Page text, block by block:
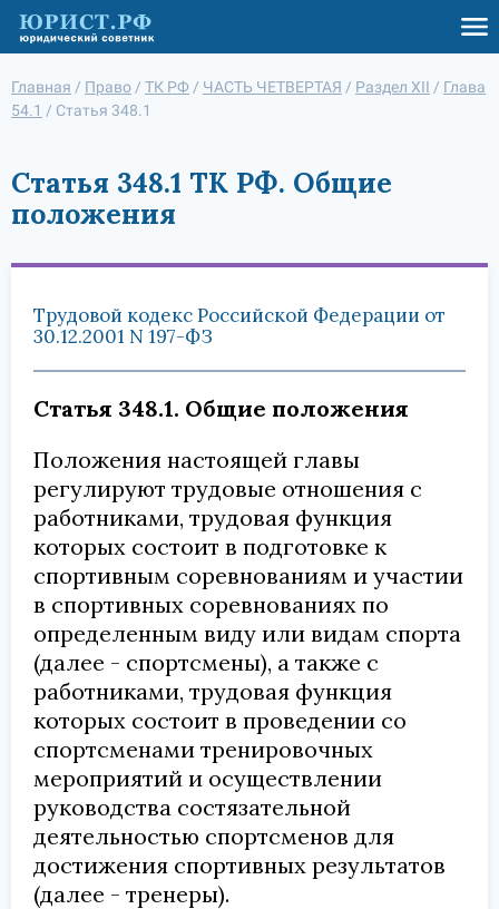
Главная / Право / ТК РФ / ЧАСТЬ ЧЕТВЕРТАЯ / Раздел XII / Глава
54.1 / Статья 348.1
Статья 348.1 ТК РФ. Общие
положения
Трудовой кодекс Российской Федерации от
30.12.2001 N 197-ФЗ
Статья 348.1. Общие положения
Положения настоящей главы
регулируют трудовые отношения с
работниками, трудовая функция
которых состоит в подготовке к
спортивным соревнованиям и участии
в спортивных соревнованиях по
определенным виду или видам спорта
(далее - спортсмены), а также с
работниками, трудовая функция
которых состоит в проведении со
спортсменами тренировочных
мероприятий и осуществлении
руководства состязательной
деятельностью спортсменов для
достижения спортивных результатов
(далее - тренеры).